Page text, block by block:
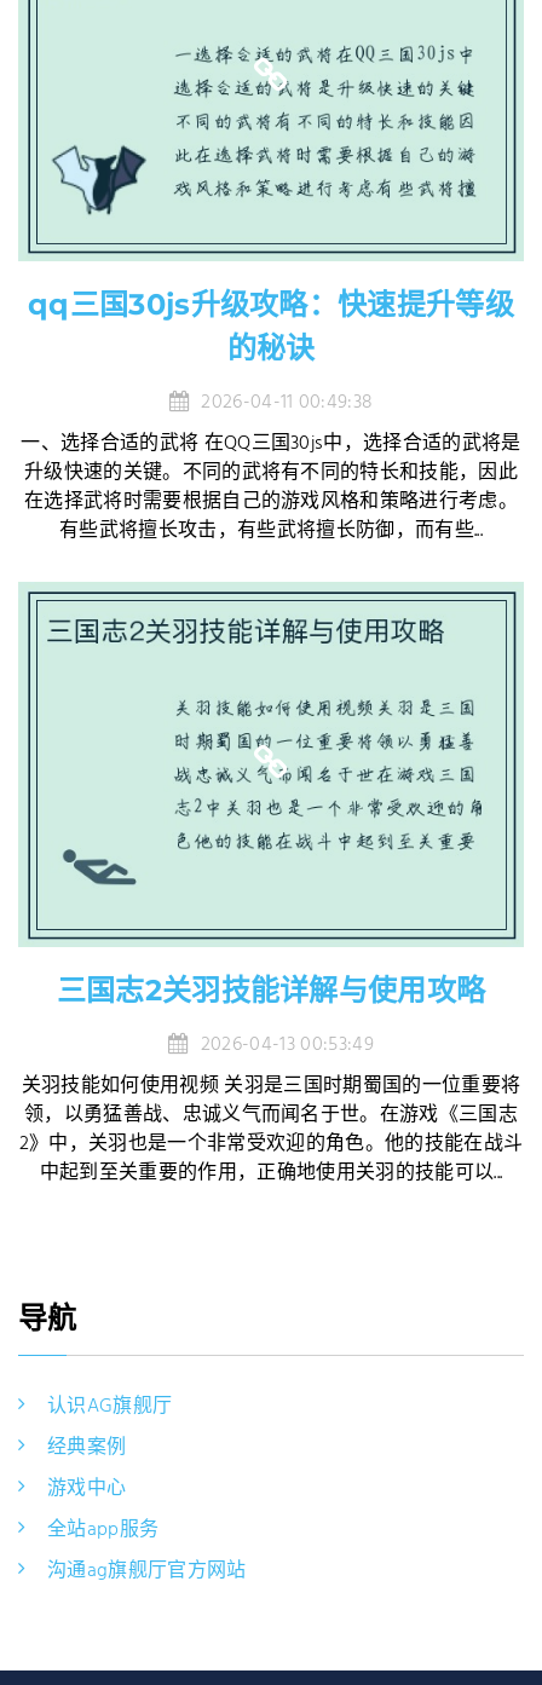
qq三国30js升级攻略：快速提升等级
的秘诀
2026-04-11 00:49:38
一、选择合适的武将 在QQ三国30js中，选择合适的武将是
升级快速的关键。不同的武将有不同的特长和技能，因此
在选择武将时需要根据自己的游戏风格和策略进行考虑。
有些武将擅长攻击，有些武将擅长防御，而有些...
三国志2关羽技能详解与使用攻略
2026-04-13 00:53:49
关羽技能如何使用视频 关羽是三国时期蜀国的一位重要将
领，以勇猛善战、忠诚义气而闻名于世。在游戏《三国志
2》中，关羽也是一个非常受欢迎的角色。他的技能在战斗
中起到至关重要的作用，正确地使用关羽的技能可以...
导航
认识AG旗舰厅
经典案例
游戏中心
全站app服务
沟通ag旗舰厅官方网站